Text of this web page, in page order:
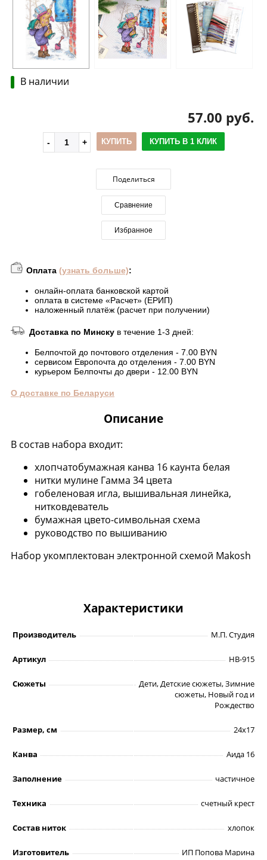
В наличии
57.00 руб.
КУПИТЬ КУПИТЬ В 1 КЛИК
Поделиться
Сравнение
Избранное
Оплата (узнать больше):
онлайн-оплата банковской картой
оплата в системе «Расчет» (ЕРИП)
наложенный платёж (расчет при получении)
Доставка по Минску в течение 1-3 дней:
Белпочтой до почтового отделения - 7.00 BYN
сервисом Европочта до отделения - 7.00 BYN
курьером Белпочты до двери - 12.00 BYN
О доставке по Беларуси
Описание
В состав набора входит:
хлопчатобумажная канва 16 каунта белая
нитки мулине Гамма 34 цвета
гобеленовая игла, вышивальная линейка,
нитковдеватель
бумажная цвето-символьная схема
руководство по вышиванию
Набор укомплектован электронной схемой Makosh
Характеристики
Производитель М.П. Студия
Артикул НВ-915
Сюжеты
Дети, Детские сюжеты, Зимние
сюжеты, Новый год и
Рождество
Размер, см 24х17
Канва Аида 16
Заполнение частичное
Техника счетный крест
Состав ниток хлопок
Изготовитель
ИП Попова Марина